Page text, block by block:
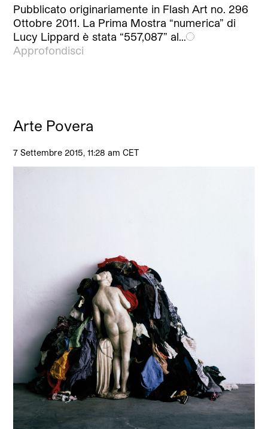
Pubblicato originariamente in Flash Art no. 296
Ottobre 2011. La Prima Mostra “numerica” di
Lucy Lippard è stata “557,087” al…
Approfondisci
Arte Povera
7 Settembre 2015, 11:28 am CET